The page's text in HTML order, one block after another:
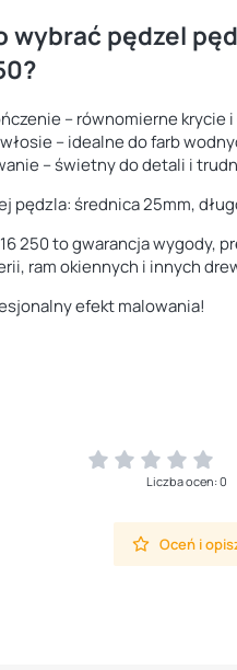
wybrać pędzel
– równomierne krycie
– idealne do farb
– świetny do detali i
pędzla: średnica 25mm,
250 to gwarancja wygody,
ram okiennych i innych
efekt malowania!
Liczba ocen: 0
Oceń i